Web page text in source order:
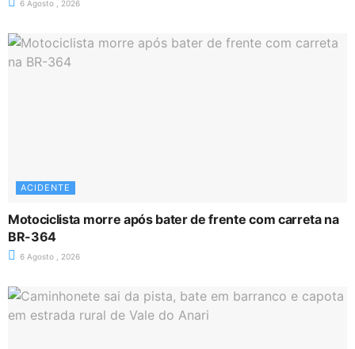
6 Agosto , 2026
ACIDENTE
Motociclista morre após bater de frente com carreta na
BR-364
6 Agosto , 2026